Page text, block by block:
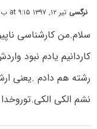
نرگسی تیر ۱۲, ۱۳۹۷ at ۹:۱۵ ب٫ظ
سلام.من کارشناسی
کاردانیم یادم نبود
رشته هم دادم .یعنی
نشم الکی